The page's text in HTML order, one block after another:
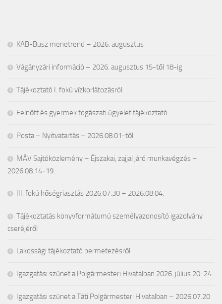
KAB-Busz menetrend – 2026. augusztus
Vágányzári információ – 2026. augusztus 15-től 18-ig
Tájékoztató I. fokú vízkorlátozásról
Felnőtt és gyermek fogászati ügyelet tájékoztató
Posta – Nyitvatartás – 2026.08.01-től
MÁV Sajtóközlemény – Éjszakai, zajjal járó munkavégzés –
2026.08.14-19.
III. fokú hőségriasztás 2026.07.30 – 2026.08.04.
Tájékoztatás könyvformátumú személyazonosító igazolvány
cseréjéről
Lakossági tájékoztató permetezésről
Igazgatási szünet a Polgármesteri Hivatalban 2026. július 20-24.
Igazgatási szünet a Táti Polgármesteri Hivatalban – 2026.07.20